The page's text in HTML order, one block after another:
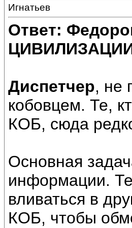
Игнатьев
Ответ:
ЦИВИЛИЗАЦИИ
Диспетчер, не
кобовцем. Те,
КОБ, сюда
Основная
информации.
вливаться в
КОБ, чтобы